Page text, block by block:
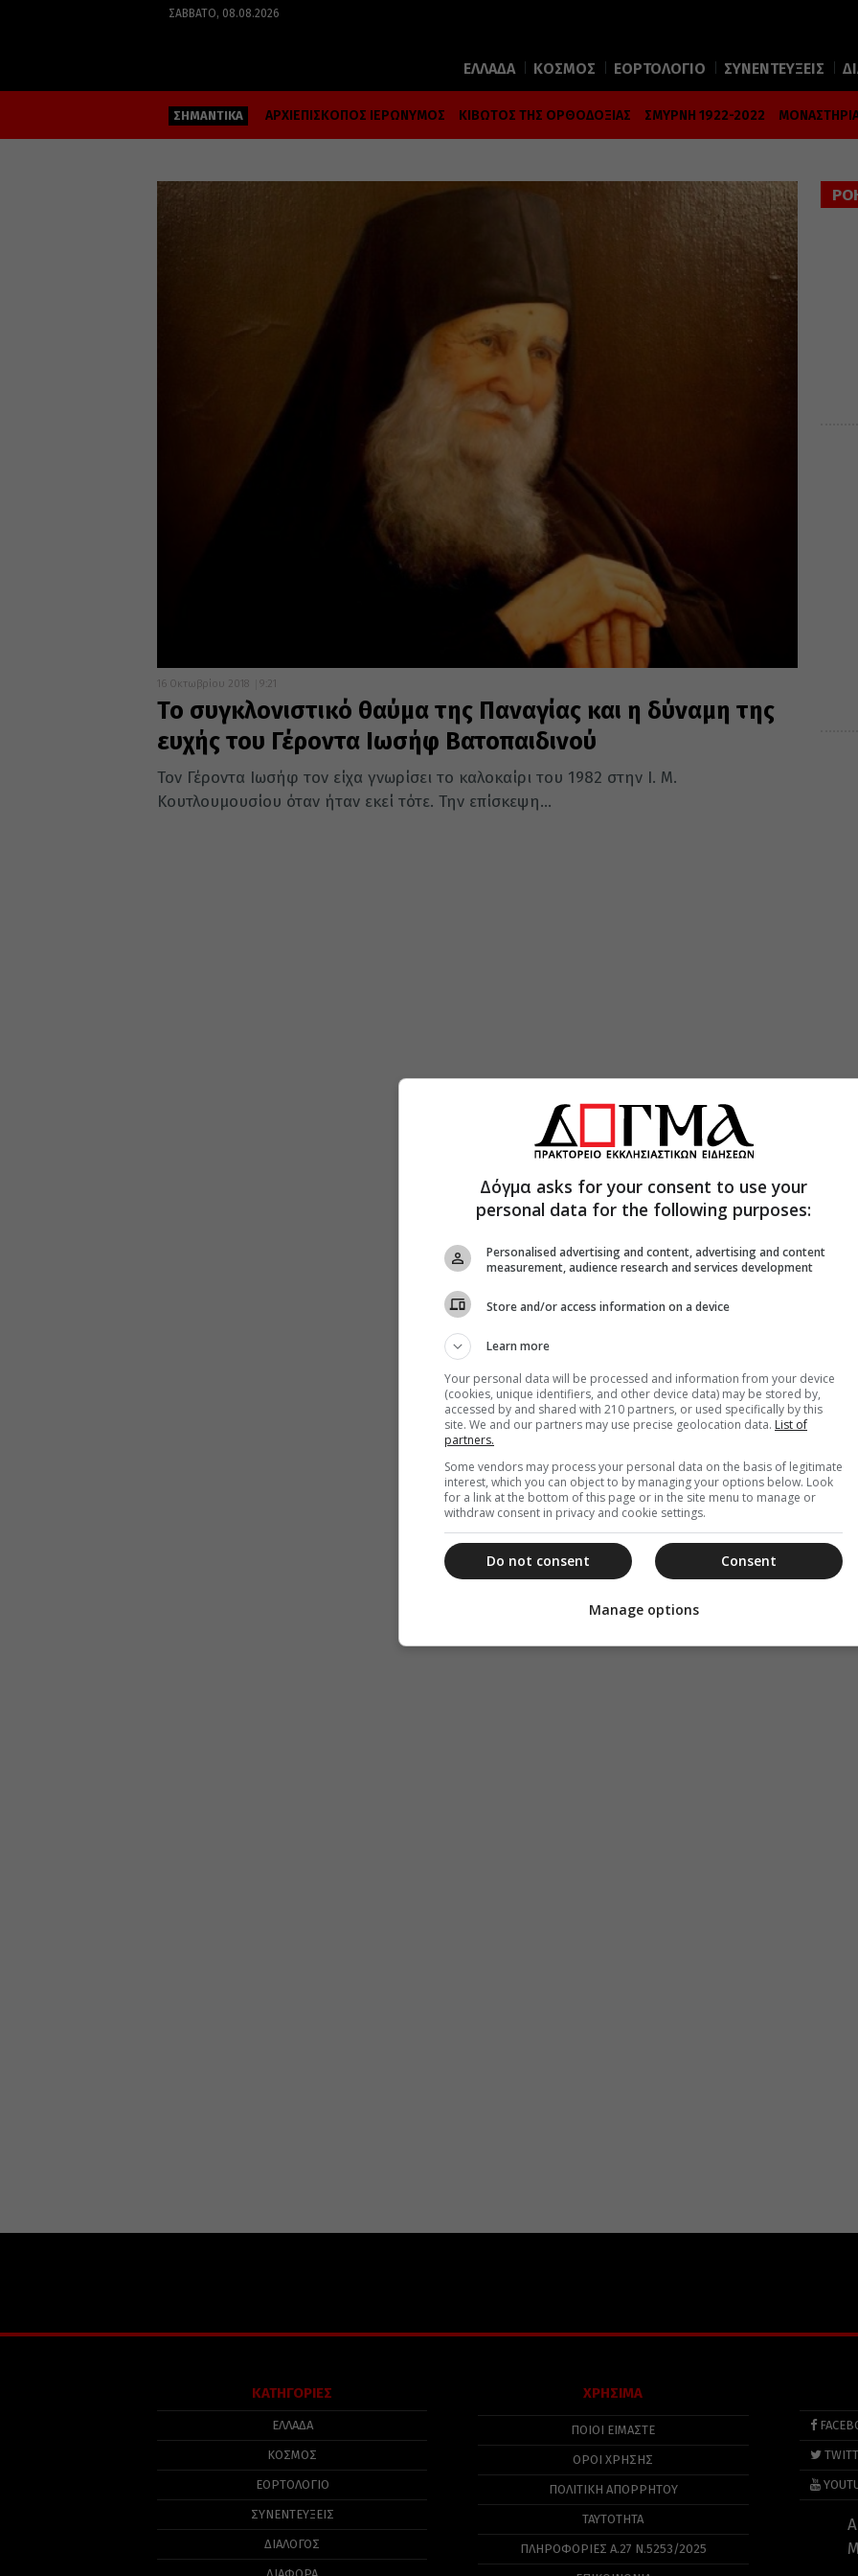
ΣΆΒΒΑΤΟ, 08.08.2026
ΕΛΛΑΔΑ ΚΟΣΜΟΣ ΕΟΡΤΟΛΟΓΙΟ ΣΥΝΕΝΤΕΥΞΕΙΣ
ΣΗΜΑΝΤΙΚΑ ΑΡΧΙΕΠΙΣΚΟΠΟΣ ΙΕΡΩΝΥΜΟΣ ΚΙΒΩΤΟΣ ΤΗΣ ΟΡΘΟΔΟΞΙΑΣ ΣΜΥΡΝΗ 1922-2022
16 Οκτωβρίου 2018 9:21
To συγκλονιστικό θαύμα της Παναγίας και η δύναμη της
ευχής του Γέροντα Ιωσήφ Βατοπαιδινού
Τον Γέροντα Ιωσήφ τον είχα γνωρίσει το καλοκαίρι του 1982 στην Ι. Μ.
Κουτλουμουσίου όταν ήταν εκεί τότε. Την επίσκεψη...
ΚΑΤΗΓΟΡΙΕΣ
ΕΛΛΑΔΑ
ΚΟΣΜΟΣ
ΕΟΡΤΟΛΟΓΙΟ
ΣΥΝΕΝΤΕΥΞΕΙΣ
ΔΙΑΛΟΓΟΣ
ΧΡΗΣΙΜΑ
ΠΟΙΟΙ ΕΙΜΑΣΤΕ
ΟΡΟΙ ΧΡΗΣΗΣ
ΠΟΛΙΤΙΚΉ ΑΠΟΡΡΉΤΟΥ
ΤΑΥΤΟΤΗΤΑ
ΠΛΗΡΟΦΟΡΊΕΣ Α.27 Ν.5253/2025
Δόγμα asks for your consent to use your
personal data for the following purposes:
Personalised advertising and content, advertising and content
measurement, audience research and services development
Store and/or access information on a device
Learn more
Your personal data will be processed and information from your device
(cookies, unique identifiers, and other device data) may be stored by,
accessed by and shared with 210 partners, or used specifically by this
site. We and our partners may use precise geolocation data. List of
partners.
Some vendors may process your personal data on the basis of legitimate
interest, which you can object to by managing your options below. Look
for a link at the bottom of this page or in the site menu to manage or
withdraw consent in privacy and cookie settings.
Consent
Do not consent
Manage options